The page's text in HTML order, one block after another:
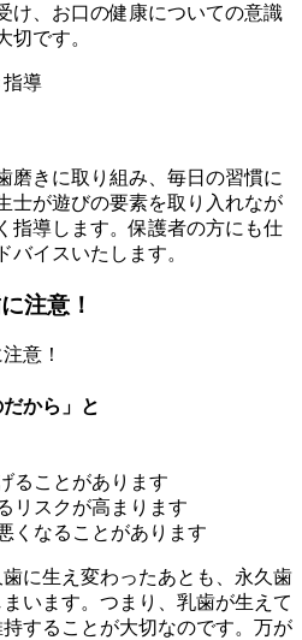
け、お口の健康についての意識
切です。
磨きに取り組み、毎日の習慣に
士が遊びの要素を取り入れなが
指導します。保護者の方にも仕
バイスいたします。
注意！
から」と
ることがあります
リスクが高まります
くなることがあります
に生え変わったあとも、永久歯
います。つまり、乳歯が生えて
することが大切なのです。万が